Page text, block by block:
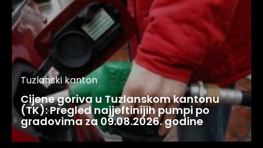
Tuzlanski kanton
Cijene goriva u Tuzlanskom kantonu
(TK): Pregled najjeftinijih pumpi po
gradovima za 09.08.2026. godine